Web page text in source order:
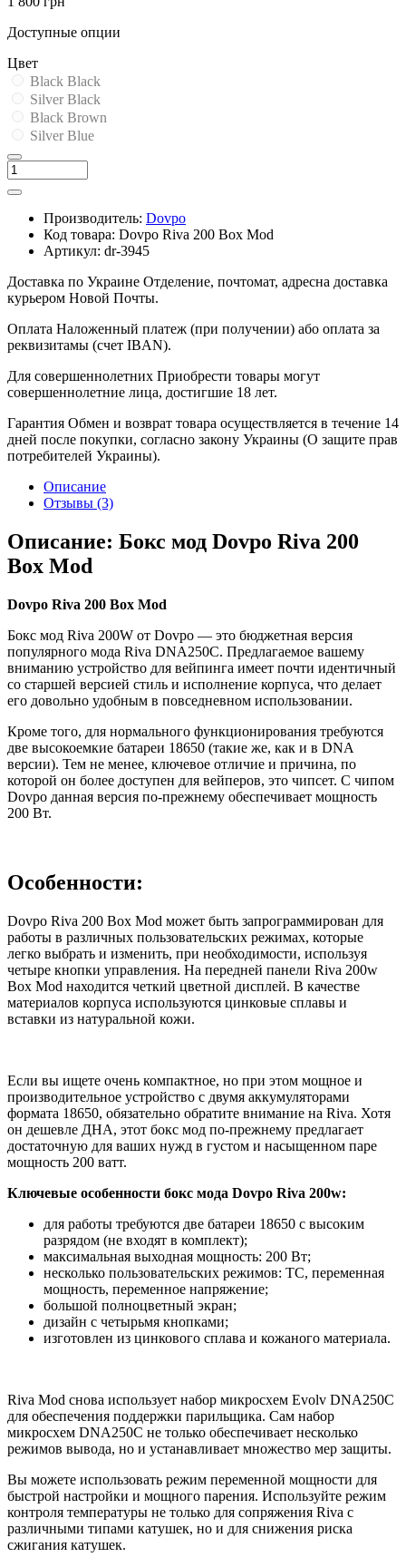
Доступные опции
Цвет
Black Black
Silver Black
Black Brown
Silver Blue
Производитель: Dovpo
Код товара: Dovpo Riva 200 Box Mod
Артикул: dr-3945
Доставка по Украине Отделение, почтомат, адресна доставка
курьером Новой Почты.
Оплата Наложенный платеж (при получении) або оплата за
реквизитамы (счет IBAN).
Для совершеннолетних Приобрести товары могут
совершеннолетние лица, достигшие 18 лет.
Гарантия Обмен и возврат товара осуществляется в течение 14
дней после покупки, согласно закону Украины (О защите прав
потребителей Украины).
Описание
Отзывы (3)
Описание: Бокс мод Dovpo Riva 200
Box Mod
Dovpo Riva 200 Box Mod
Бокс мод Riva 200W от Dovpo — это бюджетная версия
популярного мода Riva DNA250C. Предлагаемое вашему
вниманию устройство для вейпинга имеет почти идентичный
со старшей версией стиль и исполнение корпуса, что делает
его довольно удобным в повседневном использовании.
Кроме того, для нормального функционирования требуются
две высокоемкие батареи 18650 (такие же, как и в DNA
версии). Тем не менее, ключевое отличие и причина, по
которой он более доступен для вейперов, это чипсет. С чипом
Dovpo данная версия по-прежнему обеспечивает мощность
200 Вт.
Особенности:
Dovpo Riva 200 Box Mod может быть запрограммирован для
работы в различных пользовательских режимах, которые
легко выбрать и изменить, при необходимости, используя
четыре кнопки управления. На передней панели Riva 200w
Box Mod находится четкий цветной дисплей. В качестве
материалов корпуса используются цинковые сплавы и
вставки из натуральной кожи.
Если вы ищете очень компактное, но при этом мощное и
производительное устройство с двумя аккумуляторами
формата 18650, обязательно обратите внимание на Riva. Хотя
он дешевле ДНА, этот бокс мод по-прежнему предлагает
достаточную для ваших нужд в густом и насыщенном паре
мощность 200 ватт.
Ключевые особенности бокс мода Dovpo Riva 200w:
для работы требуются две батареи 18650 с высоким
разрядом (не входят в комплект);
максимальная выходная мощность: 200 Вт;
несколько пользовательских режимов: TC, переменная
мощность, переменное напряжение;
большой полноцветный экран;
дизайн с четырьмя кнопками;
изготовлен из цинкового сплава и кожаного материала.
Riva Mod снова использует набор микросхем Evolv DNA250C
для обеспечения поддержки парильщика. Сам набор
микросхем DNA250C не только обеспечивает несколько
режимов вывода, но и устанавливает множество мер защиты.
Вы можете использовать режим переменной мощности для
быстрой настройки и мощного парения. Используйте режим
контроля температуры не только для сопряжения Riva с
различными типами катушек, но и для снижения риска
сжигания катушек.